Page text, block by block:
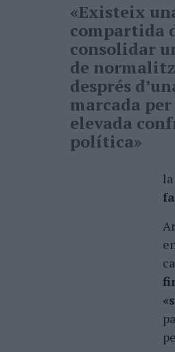
«Existeix
compartida
consolidar
de
després
marcada
elevada
política»